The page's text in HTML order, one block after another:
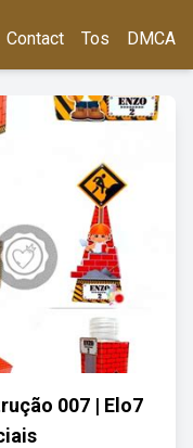
Contact Tos DMCA
007 | Elo7